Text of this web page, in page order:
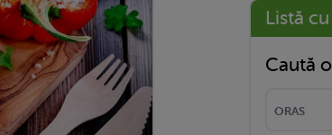
Listă
Caută